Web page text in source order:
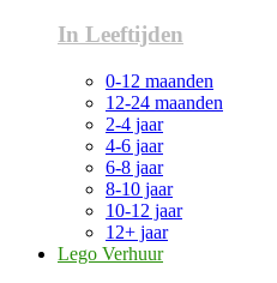
In Leeftijden
0-12 maanden
12-24 maanden
2-4 jaar
4-6 jaar
6-8 jaar
8-10 jaar
10-12 jaar
12+ jaar
Lego Verhuur